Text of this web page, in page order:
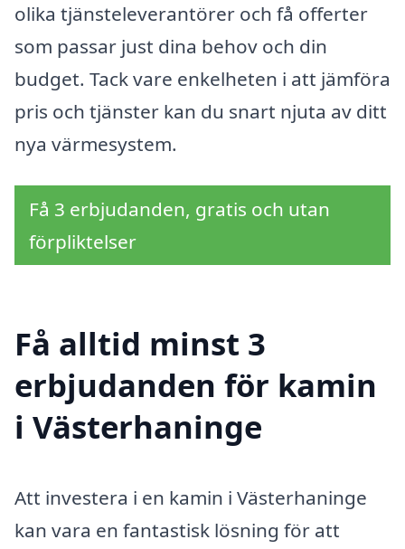
olika tjänsteleverantörer och få offerter
som passar just dina behov och din
budget. Tack vare enkelheten i att jämföra
pris och tjänster kan du snart njuta av ditt
nya värmesystem.
Få 3 erbjudanden, gratis och utan
förpliktelser
Få alltid minst 3
erbjudanden för kamin
i Västerhaninge
Att investera i en kamin i Västerhaninge
kan vara en fantastisk lösning för att